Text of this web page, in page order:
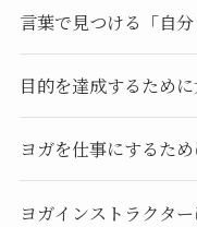
言葉で見つける「自分
目的を達成するため
ヨガを仕事にするた
ヨガインストラクタ